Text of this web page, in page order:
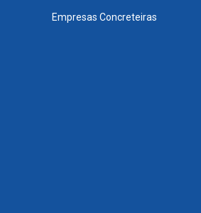
Empresas Concreteiras